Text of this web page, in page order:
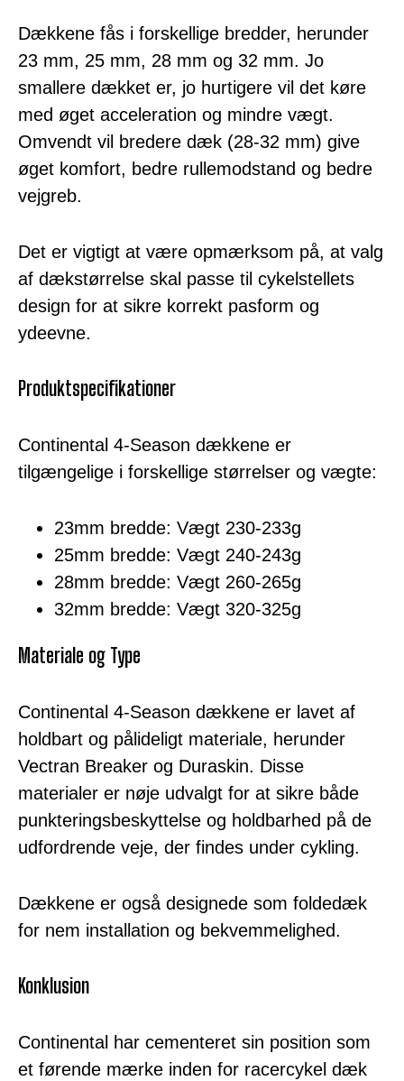
Dækkene fås i forskellige bredder, herunder
23 mm, 25 mm, 28 mm og 32 mm. Jo
smallere dækket er, jo hurtigere vil det køre
med øget acceleration og mindre vægt.
Omvendt vil bredere dæk (28-32 mm) give
øget komfort, bedre rullemodstand og bedre
vejgreb.
Det er vigtigt at være opmærksom på, at valg
af dækstørrelse skal passe til cykelstellets
design for at sikre korrekt pasform og
ydeevne.
Produktspecifikationer
Continental 4-Season dækkene er
tilgængelige i forskellige størrelser og vægte:
23mm bredde: Vægt 230-233g
25mm bredde: Vægt 240-243g
28mm bredde: Vægt 260-265g
32mm bredde: Vægt 320-325g
Materiale og Type
Continental 4-Season dækkene er lavet af
holdbart og pålideligt materiale, herunder
Vectran Breaker og Duraskin. Disse
materialer er nøje udvalgt for at sikre både
punkteringsbeskyttelse og holdbarhed på de
udfordrende veje, der findes under cykling.
Dækkene er også designede som foldedæk
for nem installation og bekvemmelighed.
Konklusion
Continental har cementeret sin position som
et førende mærke inden for racercykel dæk